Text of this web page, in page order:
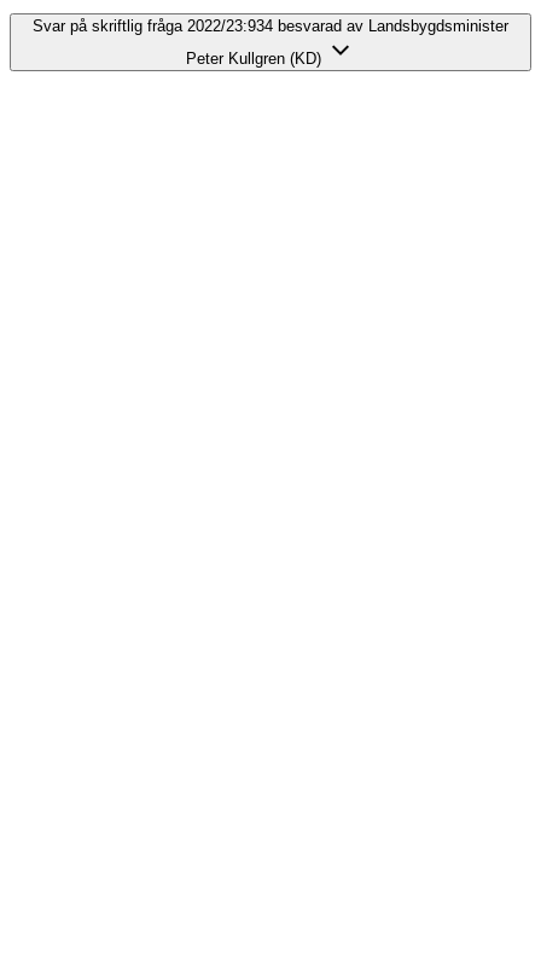
Svar på skriftlig fråga 2022/23:934 besvarad av Landsbygdsminister
Peter Kullgren (KD)